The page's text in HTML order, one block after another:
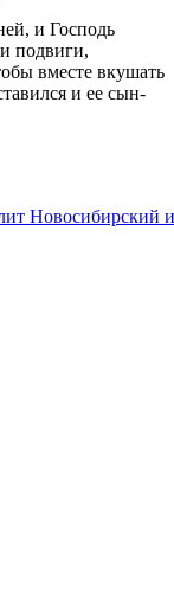
и Господь
подвиги,
вместе вкушать
и ее сын-